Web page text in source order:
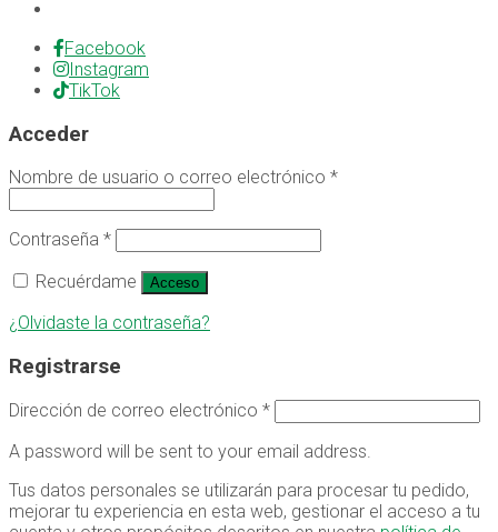
Facebook
Instagram
TikTok
Acceder
Nombre de usuario o correo electrónico *
Contraseña *
Recuérdame
Acceso
¿Olvidaste la contraseña?
Registrarse
Dirección de correo electrónico *
A password will be sent to your email address.
Tus datos personales se utilizarán para procesar tu pedido,
mejorar tu experiencia en esta web, gestionar el acceso a tu